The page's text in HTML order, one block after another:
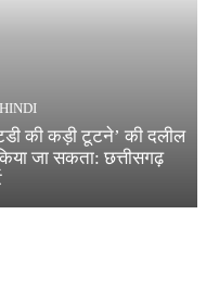
की कड़ी टूटने’ की दलील
जा सकता: छत्तीसगढ़